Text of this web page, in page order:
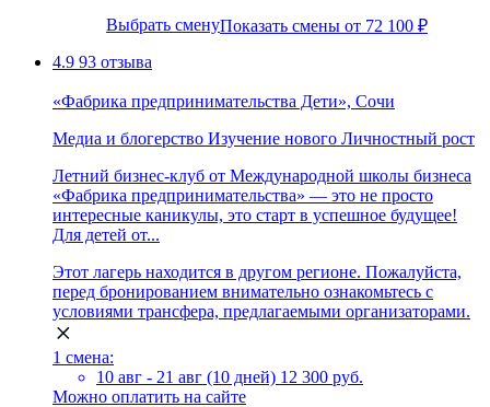
Выбрать сменуПоказать смены от 72 100 ₽
4.9 93 отзыва
«Фабрика предпринимательства Дети», Сочи
Медиа и блогерство Изучение нового Личностный рост
Летний бизнес-клуб от Международной школы бизнеса
«Фабрика предпринимательства» — это не просто
интересные каникулы, это старт в успешное будущее!
Для детей от...
Этот лагерь находится в другом регионе. Пожалуйста,
перед бронированием внимательно ознакомьтесь с
условиями трансфера, предлагаемыми организаторами.
1 смена:
10 авг - 21 авг (10 дней) 12 300 руб.
Можно оплатить на сайте